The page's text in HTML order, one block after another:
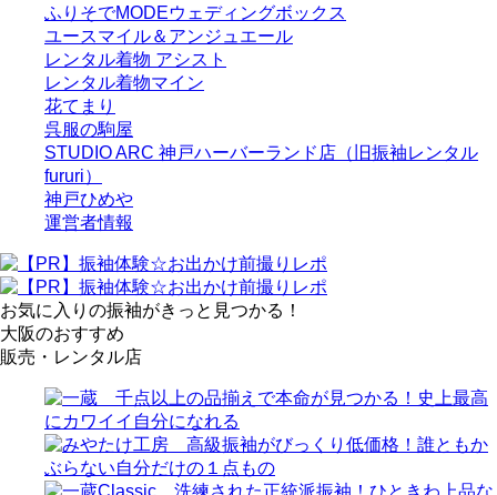
ふりそでMODEウェディングボックス
ユースマイル＆アンジュエール
レンタル着物 アシスト
レンタル着物マイン
花てまり
呉服の駒屋
STUDIO ARC 神戸ハーバーランド店（旧振袖レンタル
fururi）
神戸ひめや
運営者情報
お気に入りの振袖がきっと見つかる！
大阪のおすすめ
販売・レンタル店